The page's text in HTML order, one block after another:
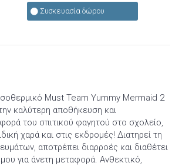
Συσκευασία δώρου
Must Team Yummy Mermaid 2
καλύτερη αποθήκευση και
του σπιτικού φαγητού στο σχολείο,
χαρά και στις εκδρομές! Διατηρεί τη
αποτρέπει διαρροές και διαθέτει
για άνετη μεταφορά. Ανθεκτικό,